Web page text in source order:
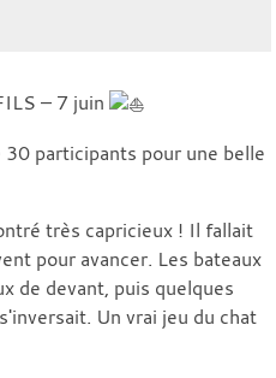
– 7 juin
participants pour une belle
très capricieux ! Il fallait
pour avancer. Les bateaux
de devant, puis quelques
Un vrai jeu du chat